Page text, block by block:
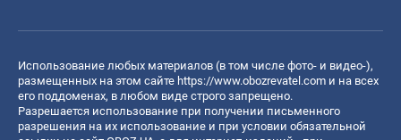
Использование любых материалов (в том числе фото- и видео-),
размещенных на этом сайте https://www.obozrevatel.com и на всех
его поддоменах, в любом виде строго запрещено.
Разрешается использование при получении письменного
разрешения на их использование и при условии обязательной